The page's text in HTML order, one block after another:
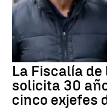
La Fiscalía
solicita 30
cinco exjefes